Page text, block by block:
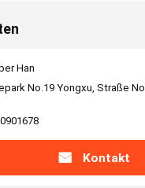
Han
No.19 Yongxu, Straße
Kontakt